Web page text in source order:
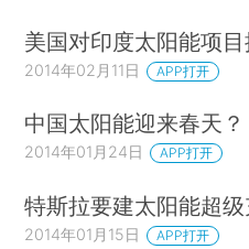
美国对印度太阳能项
2014年02月11日 APP打开
中国太阳能迎来春天？
2014年01月24日 APP打开
特斯拉要建太阳能超
2014年01月15日 APP打开